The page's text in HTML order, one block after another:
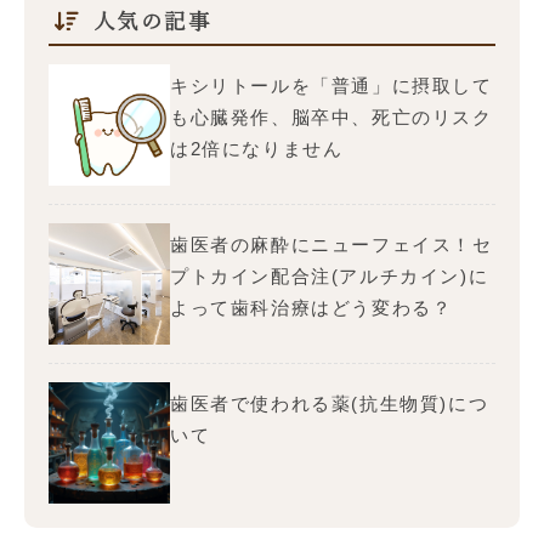
人気の記事
キシリトールを「普通」に摂取して
も心臓発作、脳卒中、死亡のリスク
は2倍になりません
歯医者の麻酔にニューフェイス！セ
プトカイン配合注(アルチカイン)に
よって歯科治療はどう変わる？
歯医者で使われる薬(抗生物質)につ
いて